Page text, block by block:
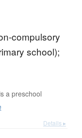
compulsory
school);
a preschool
Details ▸